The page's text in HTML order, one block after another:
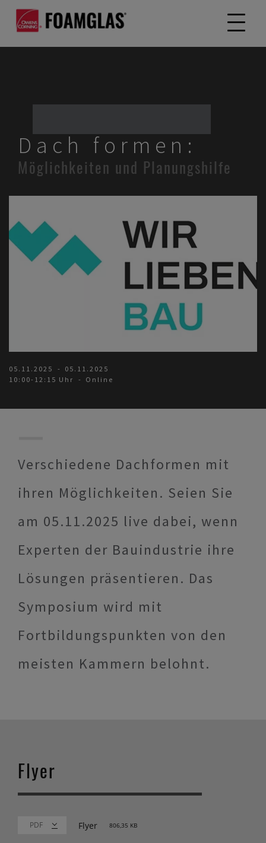
Dach formen:
Möglichkeiten und Planungshilfe
05.11.2025
05.11.2025
10:00-12:15 Uhr
Online
Verschiedene Dachformen mit
ihren Möglichkeiten. Seien Sie
am 05.11.2025 live dabei, wenn
Experten der Bauindustrie ihre
Lösungen präsentieren. Das
Symposium wird mit
Fortbildungspunkten von den
meisten Kammern belohnt.
Flyer
Flyer 806,35 KB